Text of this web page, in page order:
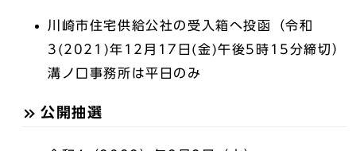
川崎市住宅供給公社の受入箱へ投函（令和
3(2021)年12月17日(金)午後5時15分締切）
溝ノ口事務所は平日のみ
公開抽選